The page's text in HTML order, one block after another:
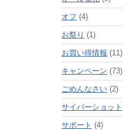
オフ (4)
お祭り (1)
お買い得情報 (11)
キャンペーン (73)
ごめんなさい(2)
サイバーショット
サポート (4)